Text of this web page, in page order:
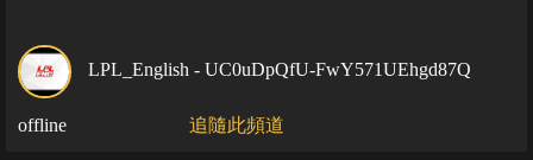
LPL_English - UC0uDpQfU-FwY571UEhgd87Q
offline 追隨此頻道